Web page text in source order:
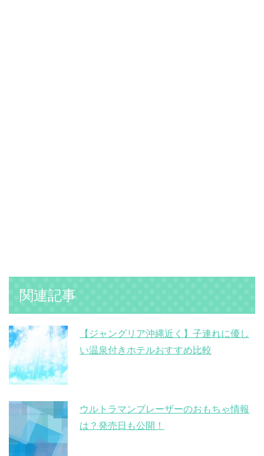
関連記事
【ジャングリア沖縄近く】子連れに優し
い温泉付きホテルおすすめ比較
ウルトラマンブレーザーのおもちゃ情報
は？発売日も公開！